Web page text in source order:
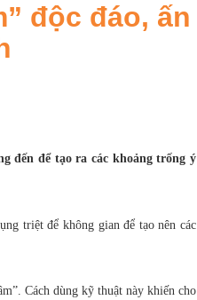
độc đáo, ấn
đến để tạo ra các khoảng trống ý
triệt để không gian để tạo nên các
Cách dùng kỹ thuật này khiến cho